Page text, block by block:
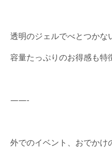
透明のジェルでべとつかな
容量たっぷりのお得感も特
——-
外でのイベント、おでかけ